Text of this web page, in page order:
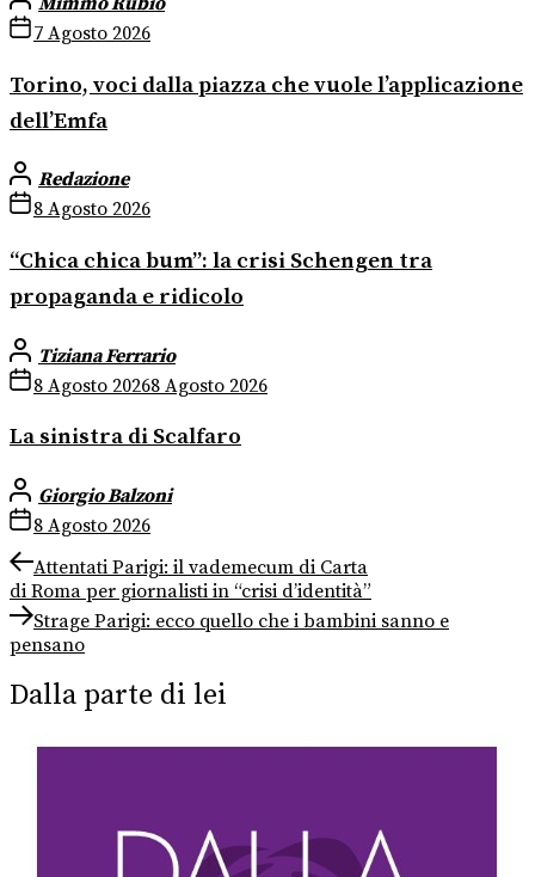
7 Agosto 2026
Torino, voci dalla piazza che vuole l’applicazione
dell’Emfa
Redazione
8 Agosto 2026
“Chica chica bum”: la crisi Schengen tra
propaganda e ridicolo
Tiziana Ferrario
8 Agosto 20268 Agosto 2026
La sinistra di Scalfaro
Giorgio Balzoni
8 Agosto 2026
Navigazione
articoli
Previous
post:
Attentati Parigi: il vademecum di Carta
di Roma per giornalisti in “crisi d’identità”
Next
post:
Strage Parigi: ecco quello che i bambini sanno e
pensano
Dalla parte di lei